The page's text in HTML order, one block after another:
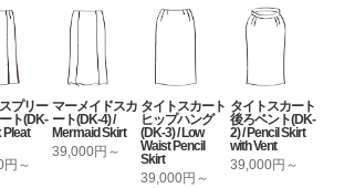
プリー
ト(DK-
Pleat
～
マーメイドスカ
ート(DK-4) /
Mermaid Skirt
39,000円～
タイトスカート
ヒップハング
(DK-3) / Low
Waist Pencil
Skirt
39,000円～
タイトスカート
後ろベント(DK-
2) / Pencil Skirt
with Vent
39,000円～